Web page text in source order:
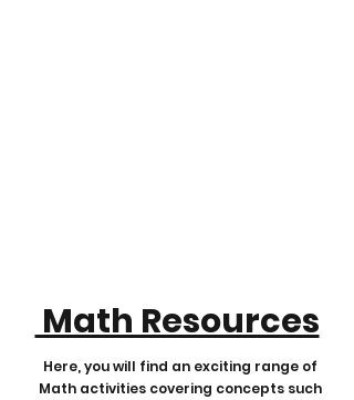
Math Resources
Here, you will find an exciting range of
Math activities covering concepts such